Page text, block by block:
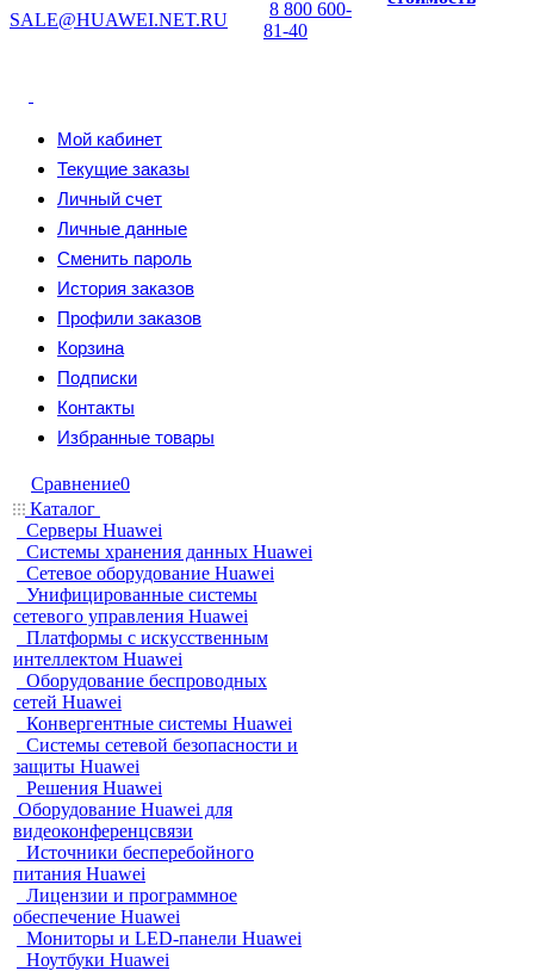
SALE@HUAWEI.NET.RU
8 800 600-
81-40
Мой кабинет
Текущие заказы
Личный счет
Личные данные
Сменить пароль
История заказов
Профили заказов
Корзина
Подписки
Контакты
Избранные товары
Сравнение0
Каталог
Серверы Huawei
Системы хранения данных Huawei
Сетевое оборудование Huawei
Унифицированные системы
сетевого управления Huawei
Платформы с искусственным
интеллектом Huawei
Оборудование беспроводных
сетей Huawei
Конвергентные системы Huawei
Системы сетевой безопасности и
защиты Huawei
Решения Huawei
Оборудование Huawei для
видеоконференцсвязи
Источники бесперебойного
питания Huawei
Лицензии и программное
обеспечение Huawei
Мониторы и LED-панели Huawei
Ноутбуки Huawei